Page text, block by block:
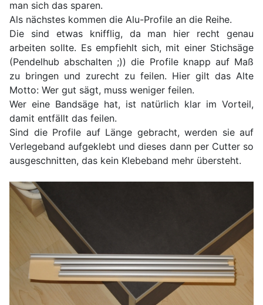
man sich das sparen.
Als nächstes kommen die Alu-Profile an die Reihe.
Die sind etwas knifflig, da man hier recht genau
arbeiten sollte. Es empfiehlt sich, mit einer Stichsäge
(Pendelhub abschalten ;)) die Profile knapp auf Maß
zu bringen und zurecht zu feilen. Hier gilt das Alte
Motto: Wer gut sägt, muss weniger feilen.
Wer eine Bandsäge hat, ist natürlich klar im Vorteil,
damit entfällt das feilen.
Sind die Profile auf Länge gebracht, werden sie auf
Verlegeband aufgeklebt und dieses dann per Cutter so
ausgeschnitten, das kein Klebeband mehr übersteht.